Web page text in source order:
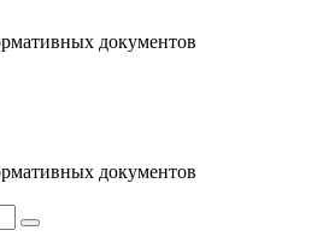
документов
документов